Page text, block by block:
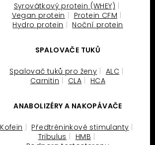
Syrovátkový protein (WHEY)
Vegan protein
Protein CFM
Hydro protein
Noční protein
SPALOVAČE TUKŮ
Spalovač tuků pro ženy
ALC
Carnitin
CLA HCA
ANABOLIZÉRY A NAKOPÁVAČE
Kofein
Předtréninkové stimulanty
Tribulus
HMB